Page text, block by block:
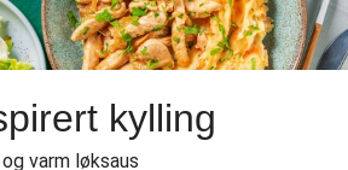
kylling
varm løksaus